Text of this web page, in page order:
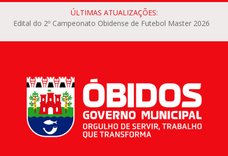
ÚLTIMAS ATUALIZAÇÕES:
Edital do 2º Campeonato Obidense de Futebol Master 2026